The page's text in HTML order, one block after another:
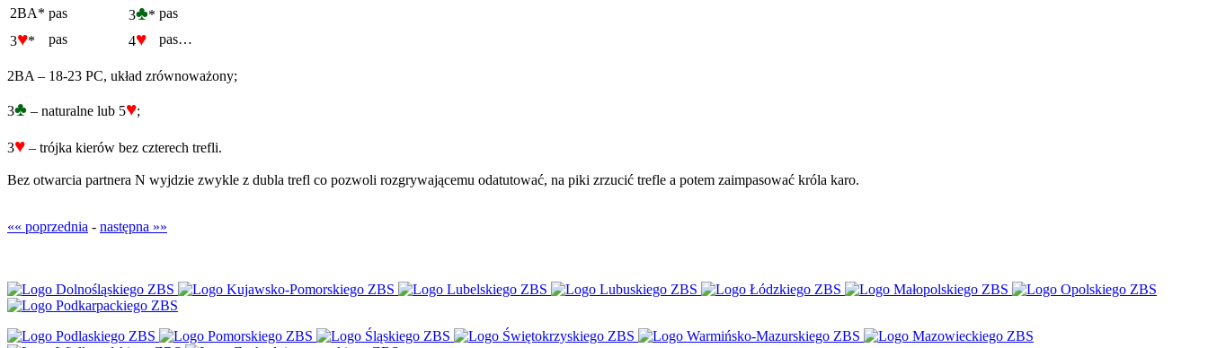
2BA* pas 3♣* pas
3♥* pas 4♥ pas…
2BA – 18-23 PC, układ zrównoważony;
3♣ – naturalne lub 5♥;
3♥ – trójka kierów bez czterech trefli.
Bez otwarcia partnera N wyjdzie zwykle z dubla trefl co pozwoli rozgrywającemu odatutować, na piki zrzucić trefle a potem zaimpasować króla karo.
«« poprzednia - następna »»